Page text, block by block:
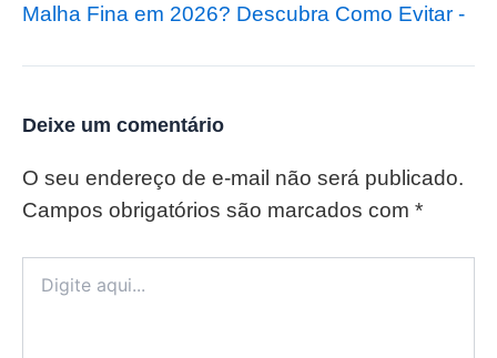
Malha Fina em 2026? Descubra Como Evitar -
Deixe um comentário
O seu endereço de e-mail não será publicado.
Campos obrigatórios são marcados com *
aqui...